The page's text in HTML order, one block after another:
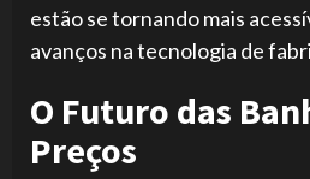
estão se tornando mais
avanços na tecnologia de
O Futuro das
Preços